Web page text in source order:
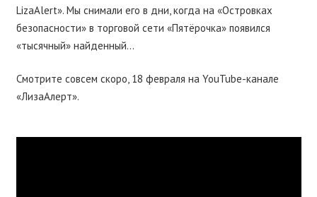
LizaAlert». Мы снимали его в дни, когда на «Островках
безопасности» в торговой сети «Пятёрочка» появился
«тысячный» найденный…
Смотрите совсем скоро, 18 февраля на YouTube-канале
«ЛизаАлерт».